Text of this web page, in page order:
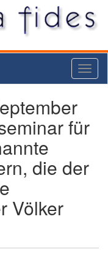
für
die der
Völker